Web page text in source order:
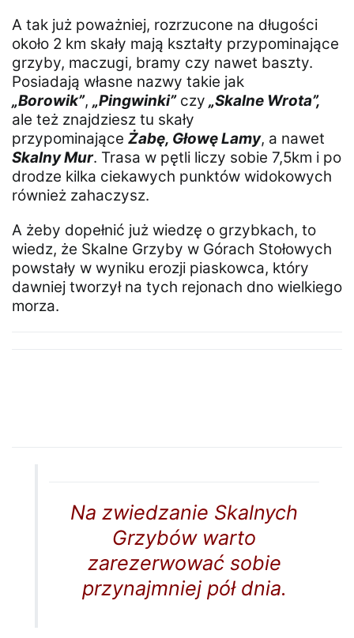
A tak już poważniej, rozrzucone na długości
około 2 km skały mają kształty przypominające
grzyby, maczugi, bramy czy nawet baszty.
Posiadają własne nazwy takie jak
„Borowik”, „Pingwinki”czy „Skalne Wrota”,
ale też znajdziesz tu skały
przypominające Żabę, Głowę Lamy, a nawet
Skalny Mur. Trasa w pętli liczy sobie 7,5km i po
drodze kilka ciekawych punktów widokowych
również zahaczysz.
A żeby dopełnić już wiedzę o grzybkach, to
wiedz, że Skalne Grzyby w Górach Stołowych
powstały w wyniku erozji piaskowca, który
dawniej tworzył na tych rejonach dno wielkiego
morza.
Na zwiedzanie Skalnych
Grzybów warto
zarezerwować sobie
przynajmniej pół dnia.